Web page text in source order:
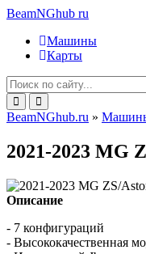
BeamNGhub ru
Машины
Карты
BeamNGhub.ru »
2021-2023 MG
Описание
- 7 конфигураций
- Высококачественная